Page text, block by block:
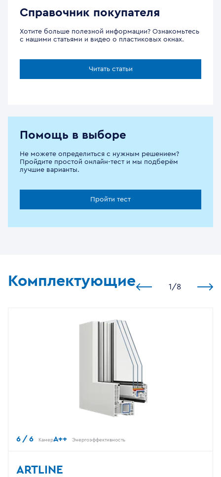
Справочник покупателя
Хотите больше полезной информации? Ознакомьтесь
с нашими статьями и видео о пластиковых окнах.
Читать статьи
Помощь в выборе
Не можете определиться с нужным решением?
Пройдите простой онлайн-тест и мы подберём
лучшие варианты.
Пройти тест
Комплектующие 1 /8
6 / 6 КамерA++ Энергоэффективность
ARTLINE